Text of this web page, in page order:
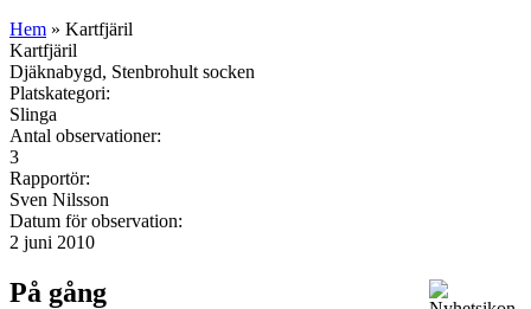
Hem » Kartfjäril
Kartfjäril
Djäknabygd, Stenbrohult socken
Platskategori:
Slinga
Antal observationer:
3
Rapportör:
Sven Nilsson
Datum för observation:
2 juni 2010
På gång